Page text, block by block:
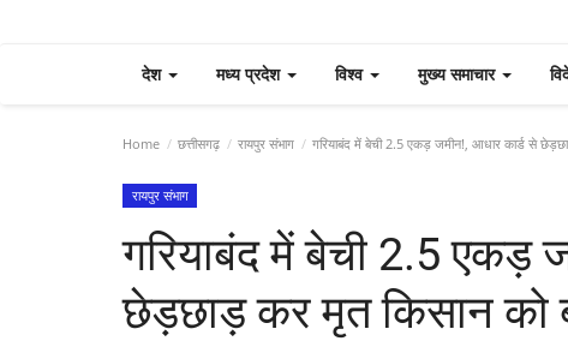
देश मध्य प्रदेश विश्व मुख्य समाचार
Home छत्तीसगढ़ रायपुर संभाग गरियाबंद में बेची 2.5 एकड़ जमीन!, आधार कार्ड से
रायपुर संभाग
गरियाबंद में बेची 2.5 एकड़
छेड़छाड़ कर मृत किसान को